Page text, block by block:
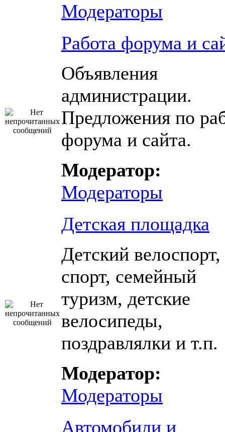
Модераторы
Работа форума и
Объявления
администрации.
Предложения по
форума и сайта.
Модератор:
Модераторы
Детская площадка
Детский велоспорт,
спорт, семейный
туризм, детские
велосипеды,
поздравлялки и т.п.
Модератор:
Модераторы
Автомобили и